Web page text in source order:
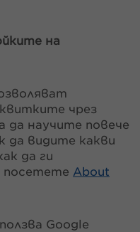
на
чрез
да научите повече
да видите какви
да ги
посетете About
Google